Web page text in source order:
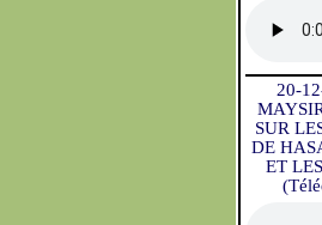
20-
SUR
DE
ET